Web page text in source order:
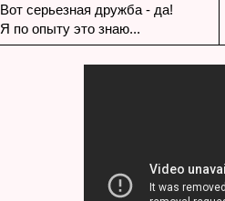
Вот серьезная дружба - да!
Я по опыту это знаю...